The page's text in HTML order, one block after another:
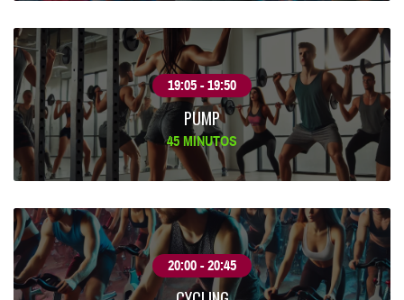
19:05 - 19:50
PUMP
45 MINUTOS
20:00 - 20:45